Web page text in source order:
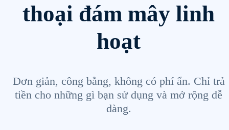
thoại đám mây linh
hoạt
Đơn giản, công bằng, không có phí ẩn. Chỉ trả
tiền cho những gì bạn sử dụng và mở rộng dễ
dàng.